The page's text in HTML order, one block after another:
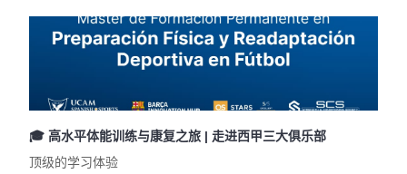
🎓 高水平体能训练与康复之旅 | 走进西甲三大俱乐部
顶级的学习体验